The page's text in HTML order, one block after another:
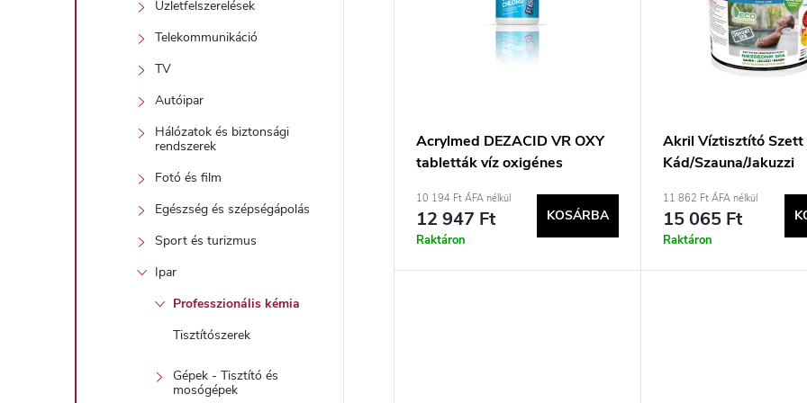
Üzletfelszerelések
Telekommunikáció
TV
Autóipar
Hálózatok és biztonsági
rendszerek
Fotó és film
Egészség és szépségápolás
Sport és turizmus
Ipar
Professzionális kémia
Tisztítószerek
Gépek - Tisztító és
mosógépek
d
l
Acrylmed DEZACID VR OXY
tabletták víz oxigénes
10 194 Ft ÁFA nélkül
12 947 Ft
Raktáron
KOSÁRBA
Akril Víztisztító Szett
Kád/Szauna/Jakuzzi
11 862 Ft ÁFA nélkül
15 065 Ft
Raktáron